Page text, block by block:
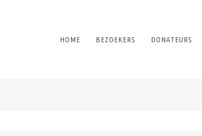
HOME BEZOEKERS DONATEURS